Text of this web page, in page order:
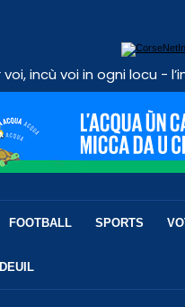
voi, incù voi in ogni locu -
FOOTBALL SPORTS